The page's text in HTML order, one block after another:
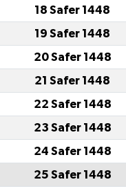
18 Safer 1448
19 Safer 1448
20 Safer 1448
21 Safer 1448
22 Safer 1448
23 Safer 1448
24 Safer 1448
25 Safer 1448